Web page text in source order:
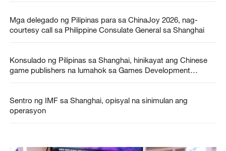
Mga delegado ng Pilipinas para sa ChinaJoy 2026, nag-
courtesy call sa Philippine Consulate General sa Shanghai
Konsulado ng Pilipinas sa Shanghai, hinikayat ang Chinese
game publishers na lumahok sa Games Development
Sentro ng IMF sa Shanghai, opisyal na sinimulan ang
operasyon